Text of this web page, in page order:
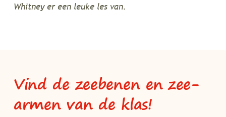
Whitney er een leuke les van.
Vind de zeebenen en zee-
armen van de klas!